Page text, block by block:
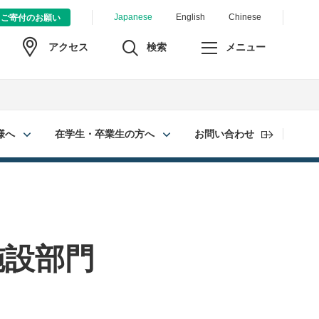
Japanese English Chinese
ご寄付のお願い
アクセス 検索 メニュー
へ 在学生・卒業生の方へ お問い合わせ
部門